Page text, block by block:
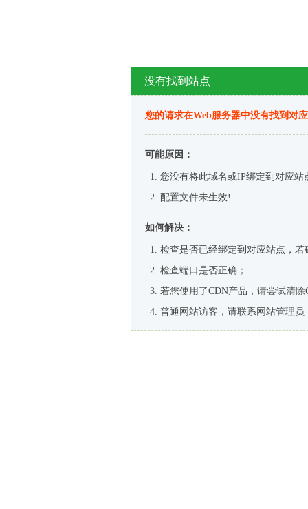
没有找到站点
您的请求在Web服务器中没有找到对
可能原因：
您没有将此域名或IP绑定到对应站
配置文件未生效!
如何解决：
检查是否已经绑定到对应站点，
检查端口是否正确；
若您使用了CDN产品，请尝试清除
普通网站访客，请联系网站管理员